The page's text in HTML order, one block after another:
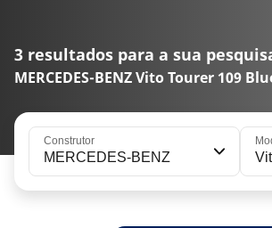
3 resultados para a sua
MERCEDES-BENZ Vito Tourer 109
Construtor
MERCEDES-BENZ